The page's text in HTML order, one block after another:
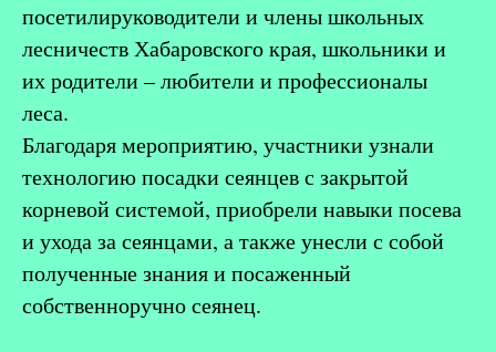
посетилируководители и члены школьных
лесничеств Хабаровского края, школьники и
их родители – любители и профессионалы
леса.
Благодаря мероприятию, участники узнали
технологию посадки сеянцев с закрытой
корневой системой, приобрели навыки посева
и ухода за сеянцами, а также унесли с собой
полученные знания и посаженный
собственноручно сеянец.